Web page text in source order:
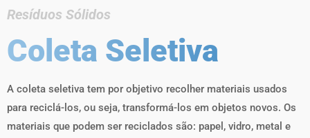
Resíduos Sólidos
Coleta Seletiva
A coleta seletiva tem por objetivo recolher materiais usados
para reciclá-los, ou seja, transformá-los em objetos novos. Os
materiais que podem ser reciclados são: papel, vidro, metal e